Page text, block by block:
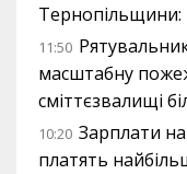
Тернопільщини:
11:50
масштабну
сміттєзвалищі
10:20 Зарплати
платять